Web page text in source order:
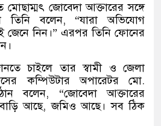
মোছাম্মৎ জোবেদা আক্তারের সঙ্গে
বলেন, “যারা অভিযোগ
জেনে নিন।” এরপর তিনি ফোনের
চাইলে তার স্বামী ও জেলা
কম্পিউটার অপারেটর মো.
বলেন, “জোবেদা আক্তারের
বাড়ি আছে, জমিও আছে। সব ঠিক